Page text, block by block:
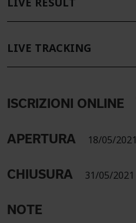
LIVE TRACKING
ISCRIZIONI ONLINE
APERTURA 18/05/2021
CHIUSURA 31/05/2021
NOTE